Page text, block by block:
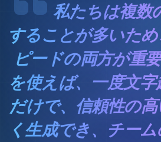
私たちは複数
することが多いた
ピードの両方が重
を使えば、一度文
だけで、信頼性の
く生成でき、チー